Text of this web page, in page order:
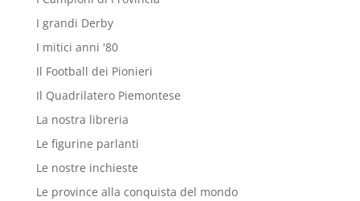
I grandi Derby
I mitici anni '80
Il Football dei Pionieri
Il Quadrilatero Piemontese
La nostra libreria
Le figurine parlanti
Le nostre inchieste
Le province alla conquista del mondo